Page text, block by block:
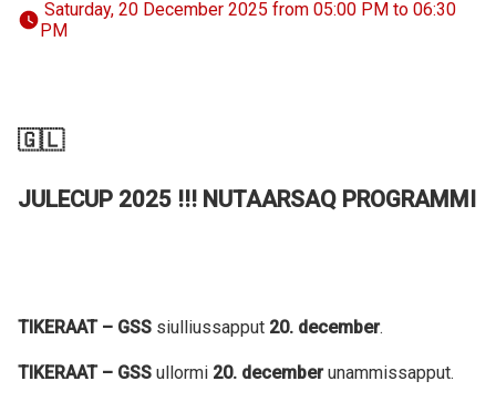
PM
🇬🇱
JULECUP 2025 !!! NUTAARSAQ PROGRAMMI
TIKERAAT – GSS siulliussapput 20. december.
TIKERAAT – GSS ullormi 20. decemberunammissapput.